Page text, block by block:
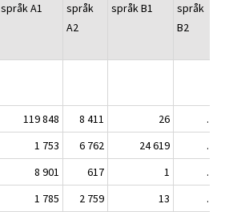
språk A1
språk
A2
språk B1
språk
B2
119 848 8 411 26 .
1 753 6 762 24 619 .
8 901 617 1 .
1 785 2 759 13 .